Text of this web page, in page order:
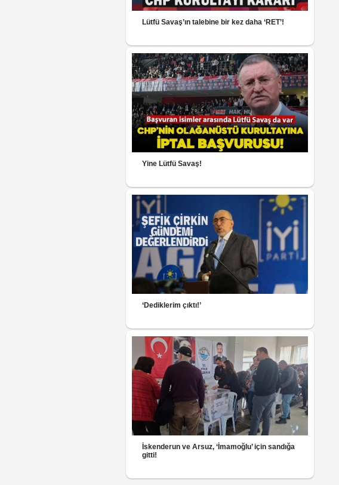
Lütfü Savaş’ın talebine bir kez daha ‘RET’!
Yine Lütfü Savaş!
‘Dediklerim çıktı!’
İskenderun ve Arsuz, ‘İmamoğlu’ için sandığa
gitti!